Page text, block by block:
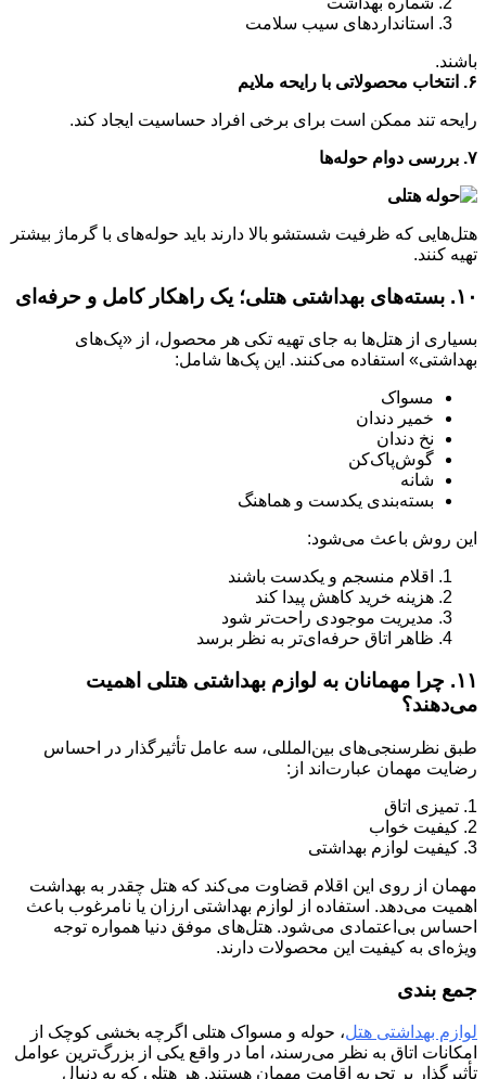
استانداردهای سیب سلامت
باشند.
۶. انتخاب محصولاتی با رایحه ملایم
رایحه تند ممکن است برای برخی افراد حساسیت ایجاد کند.
۷. بررسی دوام حوله‌ها
هتل‌هایی که ظرفیت شستشو بالا دارند باید حوله‌های با گرماژ بیشتر
تهیه کنند.
۱۰. بسته‌های بهداشتی هتلی؛ یک راهکار کامل و حرفه‌ای
بسیاری از هتل‌ها به جای تهیه تکی هر محصول، از «پک‌های
بهداشتی» استفاده می‌کنند. این پک‌ها شامل:
مسواک
خمیر دندان
نخ دندان
گوش‌پاک‌کن
شانه
بسته‌بندی یکدست و هماهنگ
این روش باعث می‌شود:
اقلام منسجم و یکدست باشند
هزینه خرید کاهش پیدا کند
مدیریت موجودی راحت‌تر شود
ظاهر اتاق حرفه‌ای‌تر به نظر برسد
۱۱. چرا مهمانان به لوازم بهداشتی هتلی اهمیت
می‌دهند؟
طبق نظرسنجی‌های بین‌المللی، سه عامل تأثیرگذار در احساس
رضایت مهمان عبارت‌اند از:
1. تمیزی اتاق
2. کیفیت خواب
3. کیفیت لوازم بهداشتی
مهمان از روی این اقلام قضاوت می‌کند که هتل چقدر به بهداشت
اهمیت می‌دهد. استفاده از لوازم بهداشتی ارزان یا نامرغوب باعث
احساس بی‌اعتمادی می‌شود. هتل‌های موفق دنیا همواره توجه
ویژه‌ای به کیفیت این محصولات دارند.
جمع بندی
لوازم بهداشتی هتل، حوله و مسواک هتلی اگرچه بخشی کوچک از
امکانات اتاق به نظر می‌رسند، اما در واقع یکی از بزرگ‌ترین عوامل
تأثیرگذار بر تجربه اقامت مهمان هستند. هر هتلی که به دنبال